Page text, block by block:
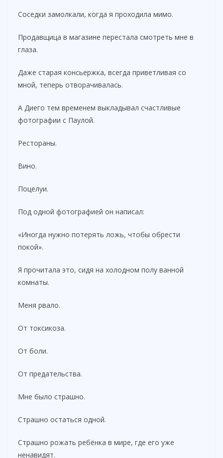
Соседки замолкали, когда я проходила мимо.
Продавщица в магазине перестала смотреть мне в
глаза.
Даже старая консьержка, всегда приветливая со
мной, теперь отворачивалась.
А Диего тем временем выкладывал счастливые
фотографии с Паулой.
Рестораны.
Вино.
Поцелуи.
Под одной фотографией он написал:
«Иногда нужно потерять ложь, чтобы обрести
покой».
Я прочитала это, сидя на холодном полу ванной
комнаты.
Меня рвало.
От токсикоза.
От боли.
От предательства.
Мне было страшно.
Страшно остаться одной.
Страшно рожать ребёнка в мире, где его уже
ненавидят.